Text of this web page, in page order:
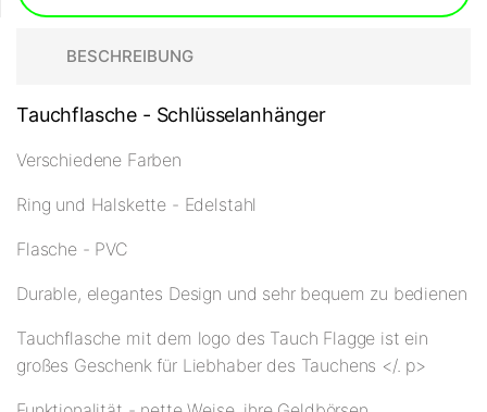
BESCHREIBUNG
Tauchflasche - Schlüsselanhänger
Verschiedene Farben
Ring und Halskette - Edelstahl
Flasche - PVC
Durable, elegantes Design und sehr bequem zu bedienen
Tauchflasche mit dem logo des Tauch Flagge ist ein
großes Geschenk für Liebhaber des Tauchens </. p>